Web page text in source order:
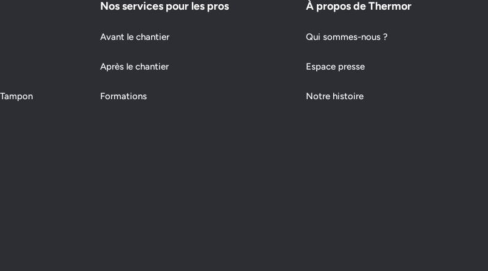
Nos services pour les pros
Avant le chantier
Après le chantier
Formations
À propos de Thermor
Qui sommes-nous ?
Espace presse
Notre histoire